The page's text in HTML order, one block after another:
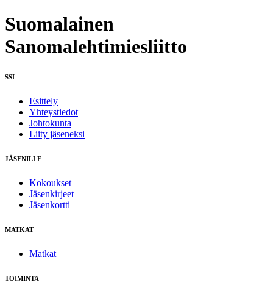
Suomalainen
Sanomalehtimiesliitto
SSL
Esittely
Yhteystiedot
Johtokunta
Liity jäseneksi
JÄSENILLE
Kokoukset
Jäsenkirjeet
Jäsenkortti
MATKAT
Matkat
TOIMINTA